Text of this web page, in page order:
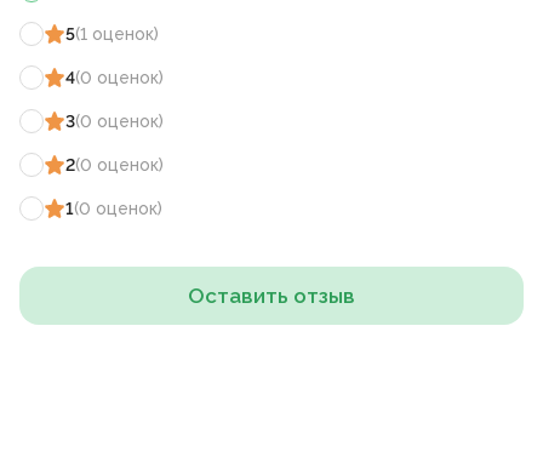
5(1 оценок)
4(0 оценок)
3(0 оценок)
2(0 оценок)
1(0 оценок)
Оставить отзыв